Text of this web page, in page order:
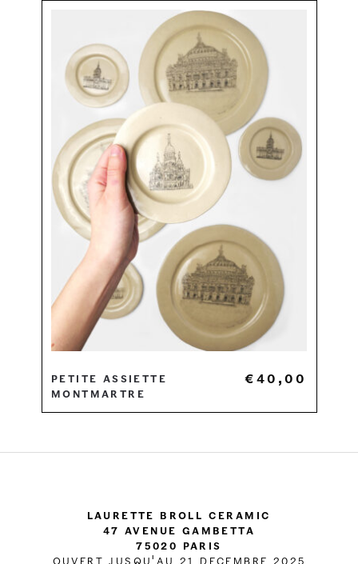
Petite assiette
Montmartre
€ 40,00
Laurette Broll Ceramic
47 Avenue Gambetta
75020 Paris
OUVERT JUSQU'AU 21 DECEMBRE 2025